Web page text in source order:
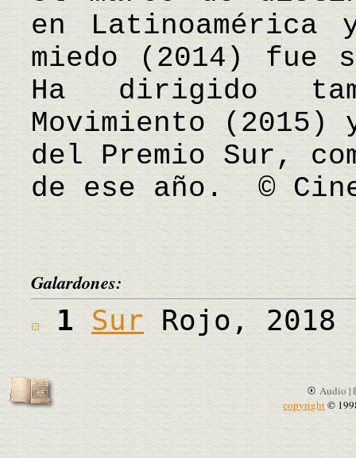
en
miedo (2014) fue
Ha dirigido
Movimiento (2015)
del Premio Sur,
de ese año. ©
Galardones:
1SurRojo, 2018
Audio |
copyright©